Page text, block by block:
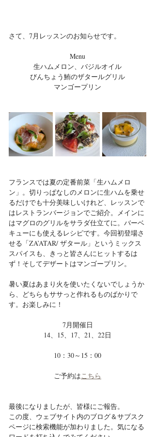
さて、7月レッスンのお知らせです。
Menu
生ハムメロン、バジルオイル
びんちょう鮪のザタールグリル
マンゴープリン
フランスでは夏の定番前菜「生ハムメロ
ン」。切りっぱなしのメロンに生ハムを乗せ
るだけでも十分美味しいけれど、レッスンで
はレストランバージョンでご紹介。メインに
はマグロのグリルをサラダ仕立てに。バーベ
キューにも使えるレシピです。今回初登場さ
せる「ZA’ATAR/ ザタール」というミックス
スパイスも、きっと皆さんにヒットするは
ず！そしてデザートはマンゴープリン。
暑い夏はあまり火を使いたくないでしょうか
ら、どちらもササっと作れるものばかりで
す。お楽しみに！
7月開催日
14、15、17、21、22日
10：30～15：00
ご予約はこちら
最後になりましたが、皆様にご報告。
この度、ウェブサイト内のブログ＆サブスク
ページに検索機能が加わりました。気になる